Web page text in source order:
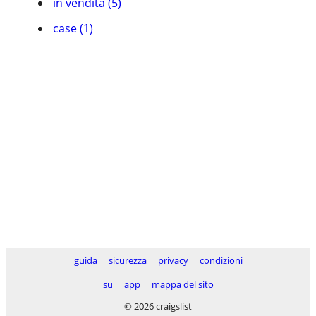
case (1)
guida sicurezza privacy
condizioni
su
app
mappa del sito
© 2026 craigslist